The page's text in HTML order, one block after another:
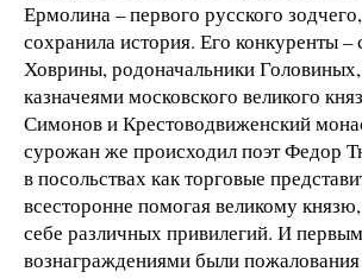
Ермолина – первого русского
сохранила история. Его конкуренты –
Ховрины, родоначальники
казначеями московского великого
Симонов и Крестоводвиженский
сурожан же происходил поэт Федор
в посольствах как торговые
всесторонне помогая великому
себе различных привилегий. И
вознаграждениями были